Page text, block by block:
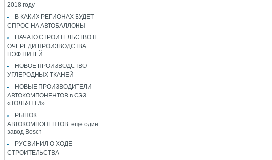
2018 году
В КАКИХ РЕГИОНАХ БУДЕТ
СПРОС НА АВТОБАЛЛОНЫ
НАЧАТО СТРОИТЕЛЬСТВО II
ОЧЕРЕДИ ПРОИЗВОДСТВА
ПЭФ НИТЕЙ
НОВОЕ ПРОИЗВОДСТВО
УГЛЕРОДНЫХ ТКАНЕЙ
НОВЫЕ ПРОИЗВОДИТЕЛИ
АВТОКОМПОНЕНТОВ в ОЭЗ
«ТОЛЬЯТТИ»
РЫНОК
АВТОКОМПОНЕНТОВ: еще один
завод Bosch
РУСВИНИЛ О ХОДЕ
СТРОИТЕЛЬСТВА